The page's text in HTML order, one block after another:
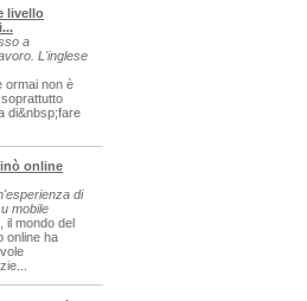
livello
a
L'inglese
ormai non è
di&nbsp;fare
online
di
mobile
il mondo del
online ha